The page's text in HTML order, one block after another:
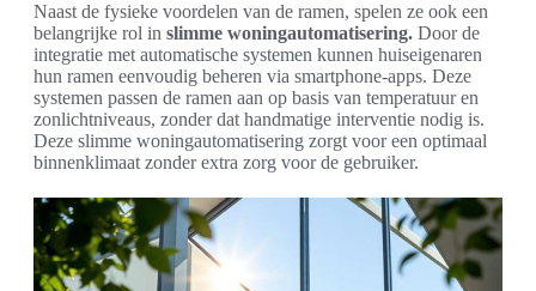
Naast de fysieke voordelen van de ramen, spelen ze ook een
belangrijke rol in slimme woningautomatisering. Door de
integratie met automatische systemen kunnen huiseigenaren
hun ramen eenvoudig beheren via smartphone-apps. Deze
systemen passen de ramen aan op basis van temperatuur en
zonlichtniveaus, zonder dat handmatige interventie nodig is.
Deze slimme woningautomatisering zorgt voor een optimaal
binnenklimaat zonder extra zorg voor de gebruiker.